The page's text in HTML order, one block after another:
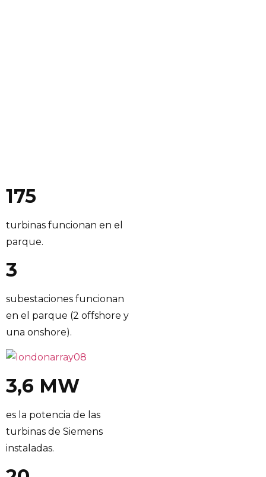
175
turbinas funcionan en el
parque.
3
subestaciones funcionan
en el parque (2 offshore y
una onshore).
3,6 MW
es la potencia de las
turbinas de Siemens
instaladas.